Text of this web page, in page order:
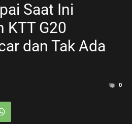
Saat Ini
KTT G20
dan Tak Ada
0